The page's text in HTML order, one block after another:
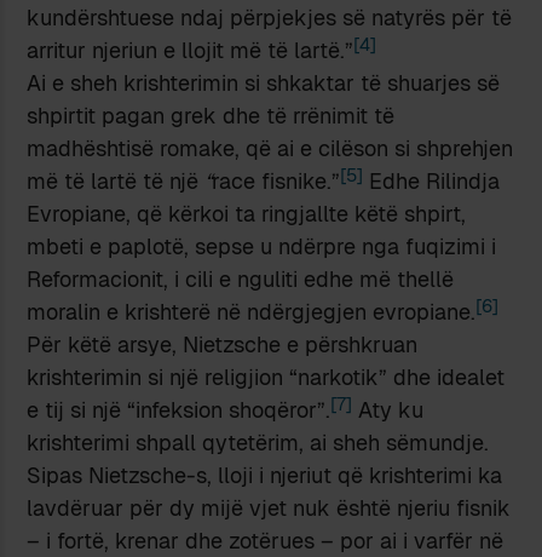
kundërshtuese ndaj përpjekjes së natyrës për të
arritur njeriun e llojit më të lartë.”[4]
Ai e sheh krishterimin si shkaktar të shuarjes së
shpirtit pagan grek dhe të rrënimit të
madhështisë romake, që ai e cilëson si shprehjen
më të lartë të një “race fisnike.”[5] Edhe Rilindja
Evropiane, që kërkoi ta ringjallte këtë shpirt,
mbeti e paplotë, sepse u ndërpre nga fuqizimi i
Reformacionit, i cili e nguliti edhe më thellë
moralin e krishterë në ndërgjegjen evropiane.[6]
Për këtë arsye, Nietzsche e përshkruan
krishterimin si një religjion “narkotik” dhe idealet
e tij si një “infeksion shoqëror”.[7] Aty ku
krishterimi shpall qytetërim, ai sheh sëmundje.
Sipas Nietzsche-s, lloji i njeriut që krishterimi ka
lavdëruar për dy mijë vjet nuk është njeriu fisnik
– i fortë, krenar dhe zotërues – por ai i varfër në